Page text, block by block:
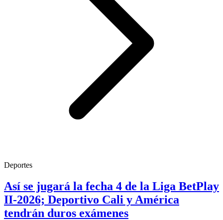
Deportes
Así se jugará la fecha 4 de la Liga BetPlay
II-2026; Deportivo Cali y América
tendrán duros exámenes